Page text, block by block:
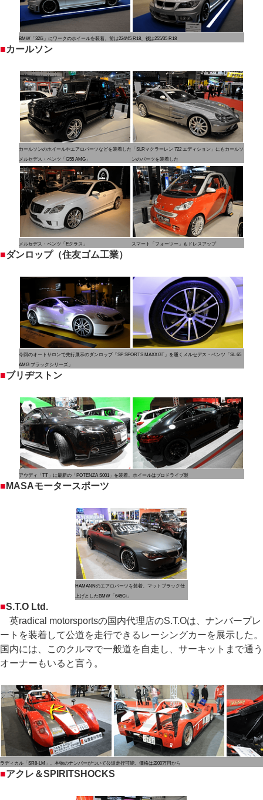
BMW「320i」にワークのホイールを装着、前は224/45 R18、後は255/35 R18
■カールソン
カールソンのホイールやエアロパーツなどを装着した
メルセデス・ベンツ「G55 AMG」
「SLRマクラーレン 722 エディション」にもカールソ
ンのパーツを装着した
メルセデス・ベンツ「Eクラス」 スマート「フォーツー」もドレスアップ
■ダンロップ（住友ゴム工業）
今回のオートサロンで先行展示のダンロップ「SP SPORTS MAXX GT」を履くメルセデス・ベンツ「SL 65
AMG ブラックシリーズ」
■ブリヂストン
アウディ「TT」に最新の「POTENZA S001」を装着。ホイールはプロドライブ製
■ MASAモータースポーツ
HAMANNのエアロパーツを装着、マットブラック仕
上げとしたBMW「645Ci」
■S.T.O Ltd.
英radical motorsportsの国内代理店のS.T.Oは、ナンバープレ
ートを装着して公道を走行できるレーシングカーを展示した。
国内には、このクルマで一般道を自走し、サーキットまで通う
オーナーもいると言う。
ラディカル「SR8-LM」。本物のナンバーがついて公道走行可能。価格は2200万円から
■アクレ＆SPIRITSHOCKS